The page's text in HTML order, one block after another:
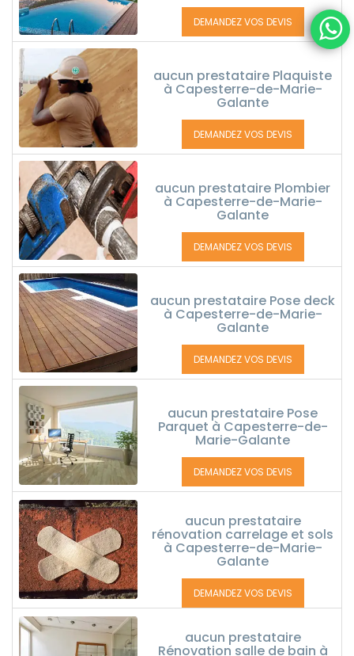
DEMANDEZ VOS DEVIS
aucun prestataire Plaquiste
à Capesterre-de-Marie-
Galante
DEMANDEZ VOS DEVIS
aucun prestataire Plombier
à Capesterre-de-Marie-
Galante
DEMANDEZ VOS DEVIS
aucun prestataire Pose deck
à Capesterre-de-Marie-
Galante
DEMANDEZ VOS DEVIS
aucun prestataire Pose
Parquet à Capesterre-de-
Marie-Galante
DEMANDEZ VOS DEVIS
aucun prestataire
rénovation carrelage et sols
à Capesterre-de-Marie-
Galante
DEMANDEZ VOS DEVIS
aucun prestataire
Rénovation salle de bain à